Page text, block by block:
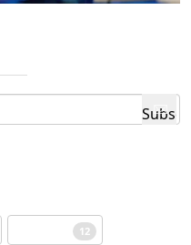
12